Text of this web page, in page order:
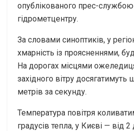
опублікованого прес-службою
гідрометцентру.
За словами синоптиків, у
хмарність із проясненнями,
На дорогах місцями
західного вітру досягатимуть
метрів за секунду.
Температура повітря
градусів тепла, у Києві — від 2